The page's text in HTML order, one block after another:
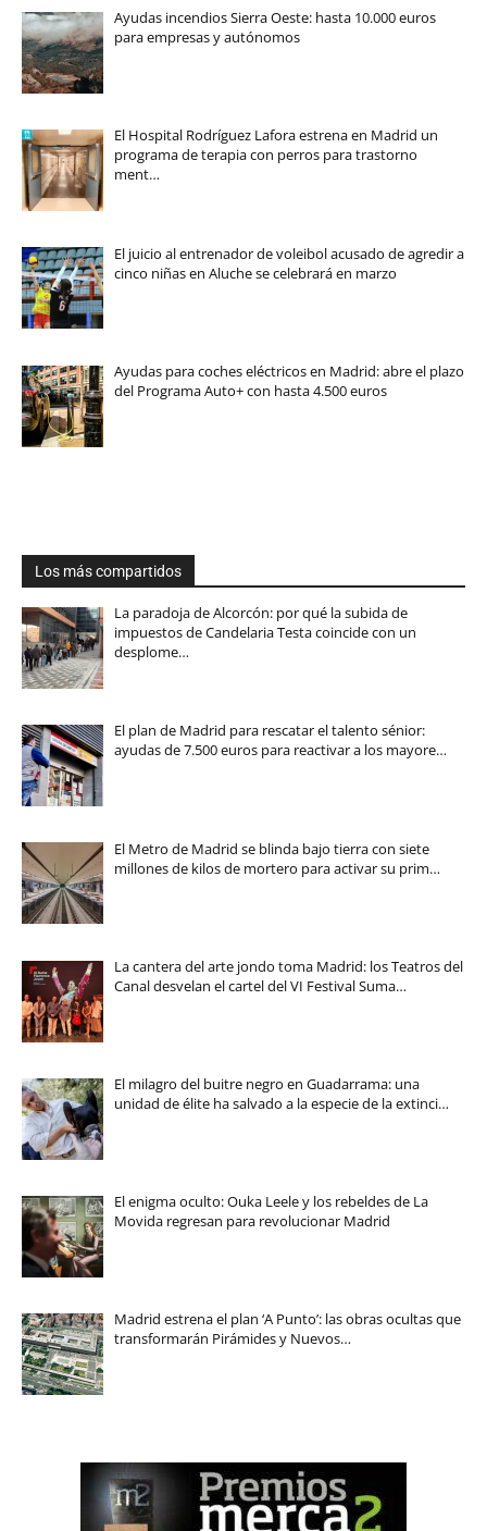
Ayudas incendios Sierra Oeste: hasta 10.000 euros
para empresas y autónomos
El Hospital Rodríguez Lafora estrena en Madrid un
programa de terapia con perros para trastorno
ment…
El juicio al entrenador de voleibol acusado de agredir a
cinco niñas en Aluche se celebrará en marzo
Ayudas para coches eléctricos en Madrid: abre el plazo
del Programa Auto+ con hasta 4.500 euros
Los más compartidos
La paradoja de Alcorcón: por qué la subida de
impuestos de Candelaria Testa coincide con un
desplome…
El plan de Madrid para rescatar el talento sénior:
ayudas de 7.500 euros para reactivar a los mayore…
El Metro de Madrid se blinda bajo tierra con siete
millones de kilos de mortero para activar su prim…
La cantera del arte jondo toma Madrid: los Teatros del
Canal desvelan el cartel del VI Festival Suma…
El milagro del buitre negro en Guadarrama: una
unidad de élite ha salvado a la especie de la extinci…
El enigma oculto: Ouka Leele y los rebeldes de La
Movida regresan para revolucionar Madrid
Madrid estrena el plan ‘A Punto’: las obras ocultas que
transformarán Pirámides y Nuevos…